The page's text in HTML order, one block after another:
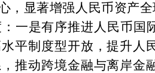
，显著增强人民币资产
一是有序推进人民币国
平制度型开放，提升人
推动跨境金融与离岸金